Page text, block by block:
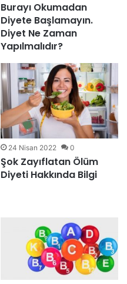
Burayı Okumadan
Diyete Başlamayın.
Diyet Ne Zaman
Yapılmalıdır?
24 Nisan 2022 0
Şok Zayıflatan Ölüm
Diyeti Hakkında Bilgi